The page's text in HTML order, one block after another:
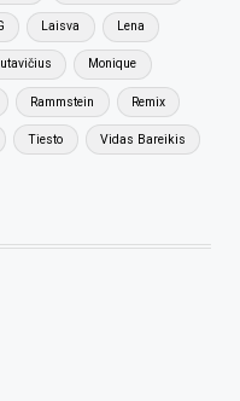
Laisva Lena
Monique
Rammstein Remix
Tiesto Vidas Bareikis